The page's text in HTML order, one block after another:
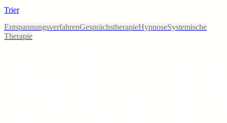
Trier
EntspannungsverfahrenGesprächstherapieHypnoseSystemische
Therapie